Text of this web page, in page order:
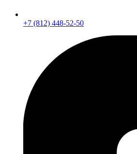
+7 (812) 448-52-50